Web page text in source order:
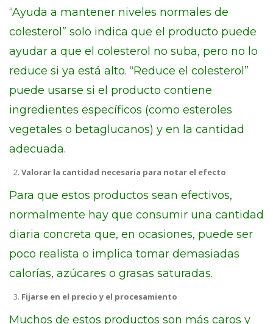
“Ayuda a mantener niveles normales de
colesterol” solo indica que el producto puede
ayudar a que el colesterol no suba, pero no lo
reduce si ya está alto. “Reduce el colesterol”
puede usarse si el producto contiene
ingredientes específicos (como esteroles
vegetales o betaglucanos) y en la cantidad
adecuada.
Valorar la cantidad necesaria para notar el efecto
Para que estos productos sean efectivos,
normalmente hay que consumir una cantidad
diaria concreta que, en ocasiones, puede ser
poco realista o implica tomar demasiadas
calorías, azúcares o grasas saturadas.
Fijarse en el precio y el procesamiento
Muchos de estos productos son más caros y